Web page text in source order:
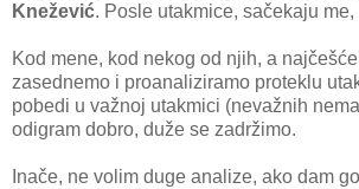
Knežević. Posle utakmice, sačekaju
Kod mene, kod nekog od njih, a
zasednemo i proanaliziramo proteklu
pobedi u važnoj utakmici (nevažnih
odigram dobro, duže se zadržimo.
Inače, ne volim duge analize, ako dam